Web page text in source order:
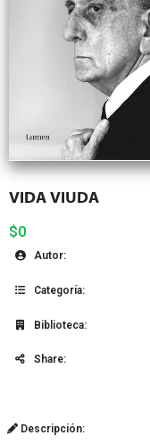
VIDA VIUDA
$0
Autor:
Categoría:
Biblioteca:
Share:
Descripción: